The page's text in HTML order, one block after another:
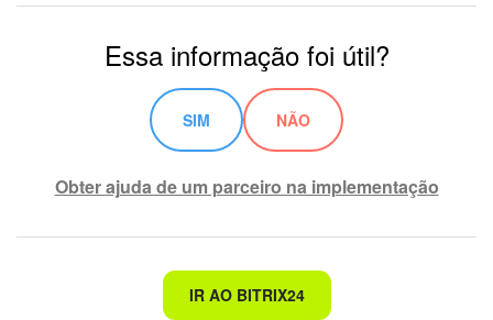
Essa informação foi útil?
SIM NÃO
Obter ajuda de um parceiro na implementação
Não é o que estou procurando
IR AO BITRIX24